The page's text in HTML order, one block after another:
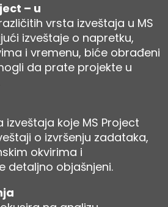
– u
vrsta izveštaja u MS
izveštaje o napretku,
i vremenu, biće obrađeni
da prate projekte u
izveštaja koje MS Project
o izvršenju zadataka,
okvirima i
detaljno objašnjeni.